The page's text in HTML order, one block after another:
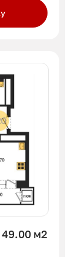
49.00 м2